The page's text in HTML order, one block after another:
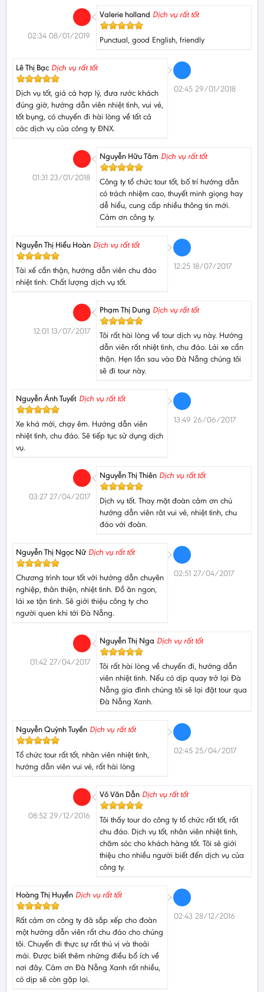
Valerie holland Dịch vụ rất tốt
Punctual, good English, friendly
02:34 08/01/2019
Lê Thị Bạc Dịch vụ rất tốt
Dịch vụ tốt, giá cả hợp lý, đưa rước khách
đúng giờ, hướng dẫn viên nhiệt tình, vui vẻ,
tốt bụng, có chuyến đi hài lòng về tất cả
các dịch vụ của công ty ĐNX.
02:45 29/01/2018
Nguyễn Hữu Tâm Dịch vụ rất tốt
Công ty tổ chức tour tốt, bố trí hướng dẫn
có trách nhiệm cao, thuyết minh giọng hay
dễ hiểu, cung cấp nhiều thông tin mới.
Cảm ơn công ty.
01:31 23/01/2018
Nguyễn Thị Hiểu Hoàn Dịch vụ rất tốt
Tài xế cẩn thận, hướng dẫn viên chu đáo
nhiệt tình. Chất lượng dịch vụ tốt.
12:25 18/07/2017
Phạm Thị Dung Dịch vụ rất tốt
Tôi rất hài lòng về tour dịch vụ này. Hướng
dẫn viên rất nhiệt tình, chu đáo. Lái xe cẩn
thận. Hẹn lần sau vào Đà Nẵng chúng tôi
sẽ đi tour này.
12:01 13/07/2017
Nguyễn Ánh Tuyết Dịch vụ rất tốt
Xe khá mới, chạy êm. Hướng dẫn viên
nhiệt tình, chu đáo. Sẽ tiếp tục sử dụng dịch
vụ.
13:49 26/06/2017
Nguyễn Thị Thiên Dịch vụ rất tốt
Dịch vụ tốt. Thay mặt đoàn cảm ơn chú
hướng dẫn viên rât vui vẻ, nhiệt tình, chu
đáo với đoàn.
03:27 27/04/2017
Nguyễn Thị Ngọc Nữ Dịch vụ rất tốt
Chương trình tour tốt với hướng dẫn chuyên
nghiệp, thân thiện, nhiệt tình. Đồ ăn ngon,
lái xe tận tình. Sẽ giới thiệu công ty cho
người quen khi tới Đà Nẵng.
02:51 27/04/2017
Nguyễn Thị Nga Dịch vụ rất tốt
Tôi rất hài lòng về chuyến đi, hướng dẫn
viên nhiệt tình. Nếu có dịp quay trở lại Đà
Nẵng gia đình chúng tôi sẽ lại đặt tour qua
Đà Nẵng Xanh.
01:42 27/04/2017
Nguyễn Quỳnh Tuyền Dịch vụ rất tốt
Tổ chức tour rất tốt, nhân viên nhiệt tình,
hướng dẫn viên vui vẻ, rất hài lòng
02:45 25/04/2017
Võ Văn Dẫn Dịch vụ rất tốt
Tôi thấy tour do công ty tổ chức rất tốt, rất
chu đáo. Dịch vụ tốt, nhân viên nhiệt tình,
chăm sóc cho khách hàng tốt. Tôi sẽ giới
thiệu cho nhiều người biết đến dịch vụ của
công ty.
08:52 29/12/2016
Hoàng Thị Huyền Dịch vụ rất tốt
Rất cảm ơn công ty đã sắp xếp cho đoàn
một hướng dẫn viên rất chu đáo cho chúng
tôi. Chuyến đi thực sự rất thú vị và thoải
mái. Được biết thêm những điều bổ ích về
nơi đây. Cảm ơn Đà Nẵng Xanh rất nhiều,
có dịp sẽ còn gặp lại.
02:43 28/12/2016